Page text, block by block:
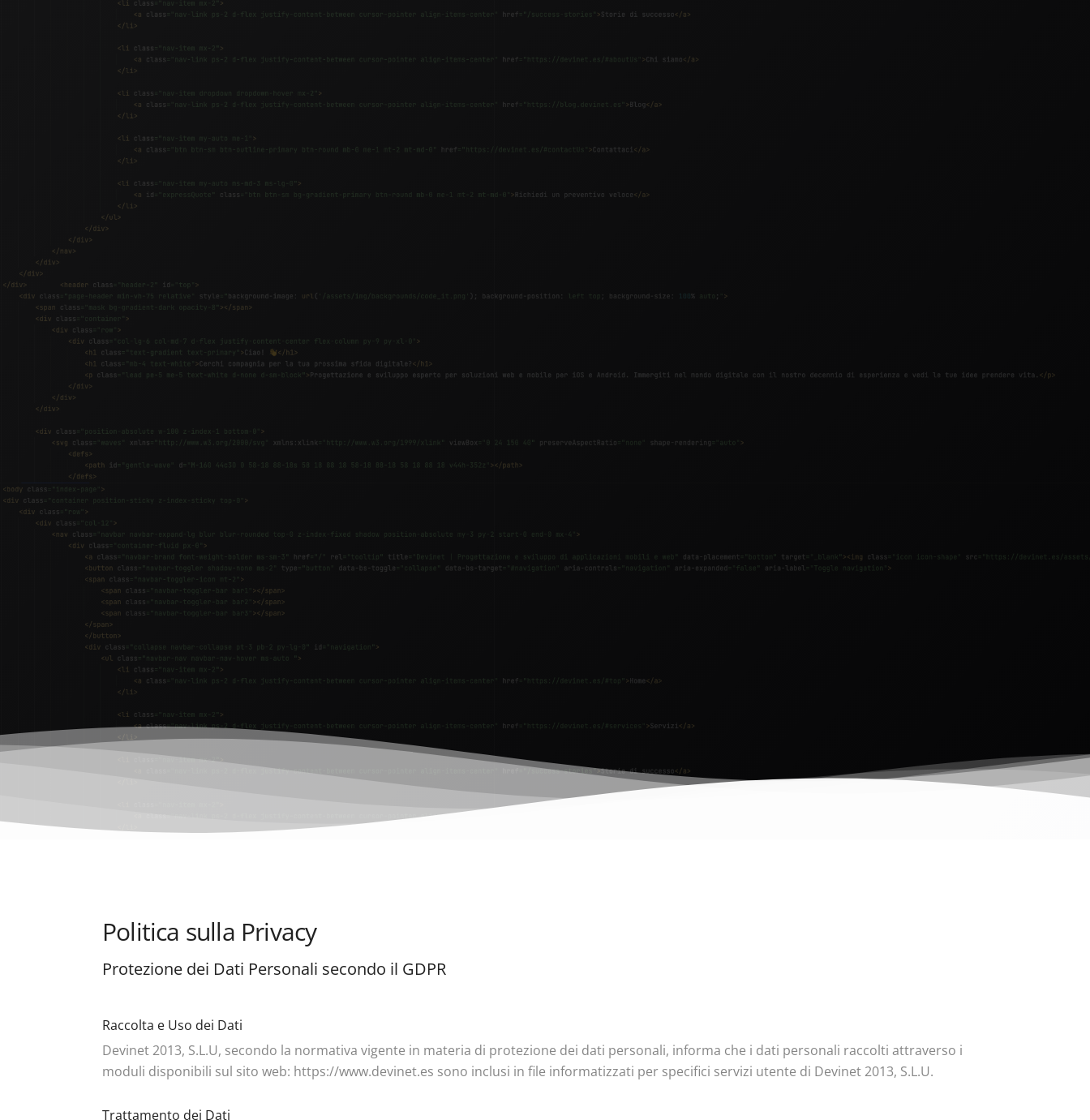
Politica sulla Privacy
Protezione dei Dati Personali secondo il GDPR
Raccolta e Uso dei Dati
Devinet 2013, S.L.U, secondo la normativa vigente in materia di protezione dei dati personali, informa che i dati personali raccolti attraverso i
moduli disponibili sul sito web: https://www.devinet.es sono inclusi in file informatizzati per specifici servizi utente di Devinet 2013, S.L.U.
Trattamento dei Dati